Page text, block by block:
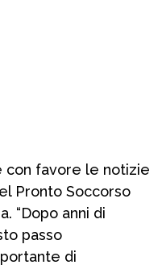
con favore le notizie
Pronto Soccorso
“Dopo anni di
passo
di